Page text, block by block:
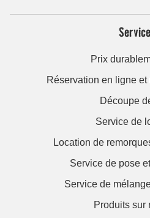
Prix
Réservation en ligne
Découpe
Service de
Location de
Service de pose
Service de
Produits sur